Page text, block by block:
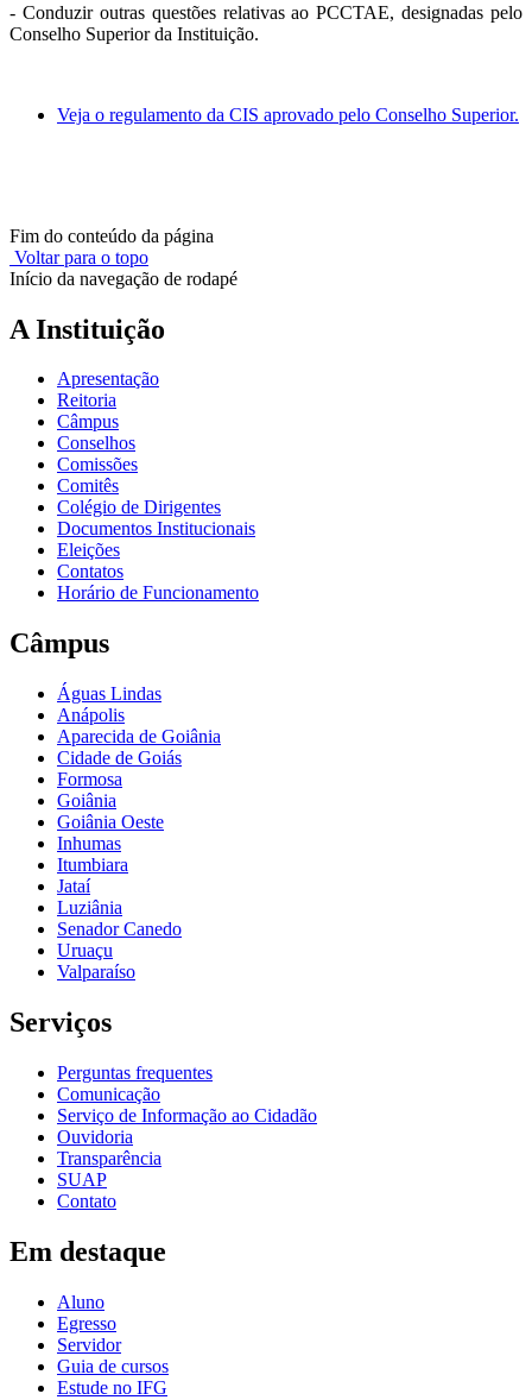
- Conduzir outras questões relativas ao PCCTAE, designadas pelo
Conselho Superior da Instituição.
Veja o regulamento da CIS aprovado pelo Conselho Superior.
Fim do conteúdo da página
Voltar para o topo
Início da navegação de rodapé
A Instituição
Apresentação
Reitoria
Câmpus
Conselhos
Comissões
Comitês
Colégio de Dirigentes
Documentos Institucionais
Eleições
Contatos
Horário de Funcionamento
Câmpus
Águas Lindas
Anápolis
Aparecida de Goiânia
Cidade de Goiás
Formosa
Goiânia
Goiânia Oeste
Inhumas
Itumbiara
Jataí
Luziânia
Senador Canedo
Uruaçu
Valparaíso
Serviços
Perguntas frequentes
Comunicação
Serviço de Informação ao Cidadão
Ouvidoria
Transparência
SUAP
Contato
Em destaque
Aluno
Egresso
Servidor
Guia de cursos
Estude no IFG